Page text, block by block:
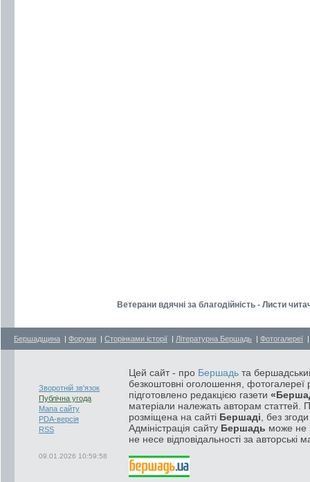
Ветерани вдячні за благодійність - Листи
Бершадщина | Форуми | Сторінками історії | Літературна Бершадь | Фотогалереї
Зворотній зв'язок
Публічна угода
Мапа сайту
PDA-версія
RSS
09.01.2026 10:59:58
Цей сайт - про Бершадь та
безкоштовні оголошення, фотогалереї
підготовлено редакцією газети
матеріали належать авторам статтей.
розміщена на сайті Бершаді , без
Адміністрація сайту Бершадь може не
не несе відповідальності за авторські